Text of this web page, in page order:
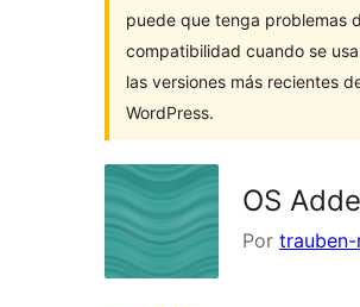
puede que tenga problemas
compatibilidad cuando se
las versiones más recientes
WordPress.
OS
Por trauben-